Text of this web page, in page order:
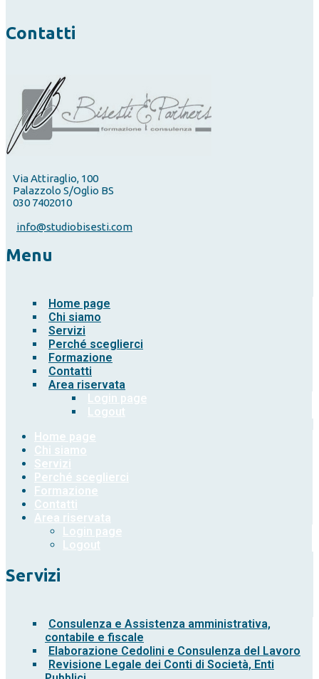
Contatti
Via Attiraglio, 100
Palazzolo S/Oglio BS
030 7402010
info@studiobisesti.com
Menu
Home page
Chi siamo
Servizi
Perché sceglierci
Formazione
Contatti
Area riservata
Login page
Logout
Home page
Chi siamo
Servizi
Perché sceglierci
Formazione
Contatti
Area riservata
Login page
Logout
Servizi
Consulenza e Assistenza amministrativa,
contabile e fiscale
Elaborazione Cedolini e Consulenza del Lavoro
Revisione Legale dei Conti di Società, Enti